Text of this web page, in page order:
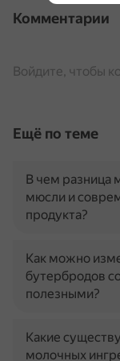
Комментарии
Войдите, чтобы
Ещё по теме
В чем разница
мюсли и
продукта?
Как можно
бутербродов
полезными?
Какие
молочных